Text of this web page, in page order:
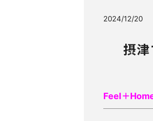
2024/12/20
摂
Feel＋